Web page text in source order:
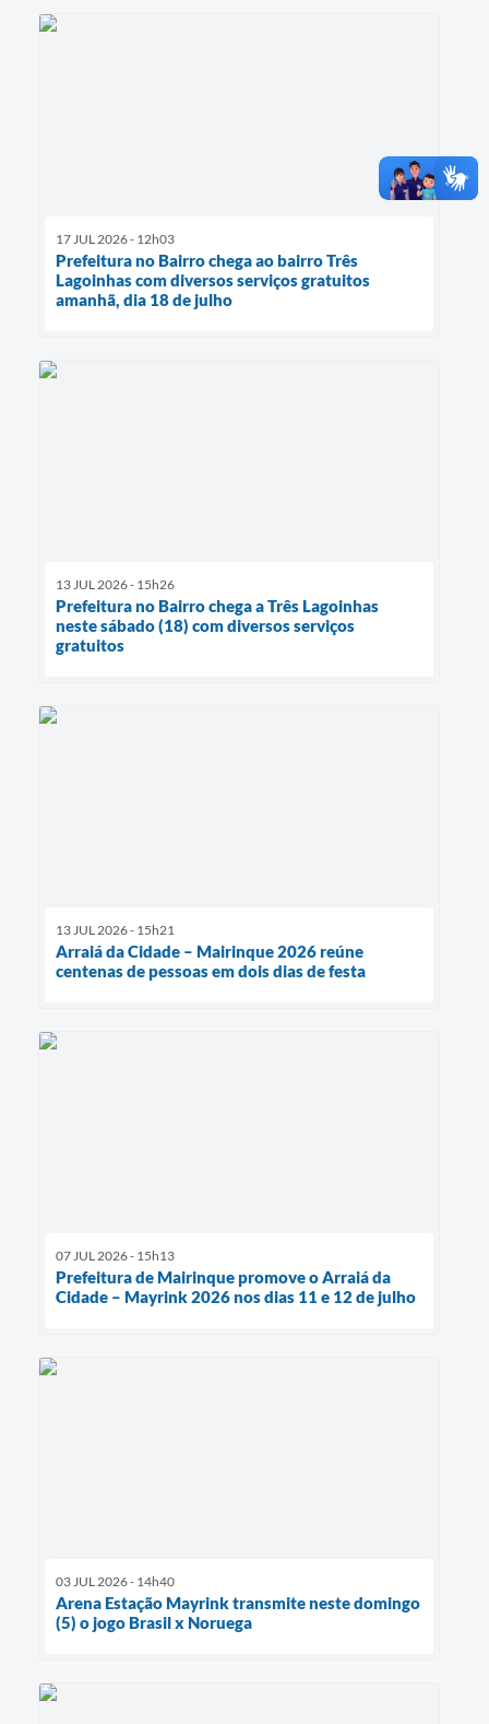
17 JUL 2026 - 12h03
Prefeitura no Bairro chega ao bairro Três
Lagoinhas com diversos serviços gratuitos
amanhã, dia 18 de julho
13 JUL 2026 - 15h26
Prefeitura no Bairro chega a Três Lagoinhas
neste sábado (18) com diversos serviços
gratuitos
13 JUL 2026 - 15h21
Arraiá da Cidade – Mairinque 2026 reúne
centenas de pessoas em dois dias de festa
07 JUL 2026 - 15h13
Prefeitura de Mairinque promove o Arraiá da
Cidade – Mayrink 2026 nos dias 11 e 12 de julho
03 JUL 2026 - 14h40
Arena Estação Mayrink transmite neste domingo
(5) o jogo Brasil x Noruega